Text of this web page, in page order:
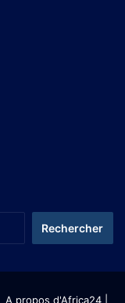
A propos d'Africa24|